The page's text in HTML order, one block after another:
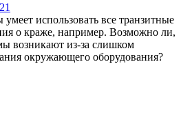
использовать все транзитные
о краже, например. Возможно ли,
возникают из-за слишком
окружающего оборудования?